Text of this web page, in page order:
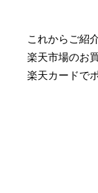
これからご紹
楽天市場のお
楽天カードで